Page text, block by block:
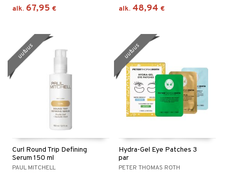
alk. 67,95 € alk. 48,94 €
Curl Round Trip Defining
Serum 150 ml
PAUL MITCHELL
uutuus
Hydra-Gel Eye Patches 3
par
PETER THOMAS ROTH
uutuus